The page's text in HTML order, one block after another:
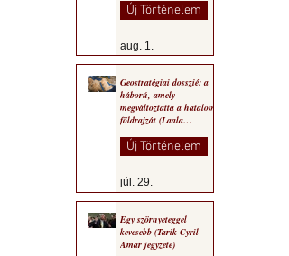
Új Történelem
aug. 1.
Geostratégiai dosszié: a
háború, amely
megváltoztatta a hatalom
földrajzát (Laala
Új Történelem
júl. 29.
Egy szörnyeteggel
kevesebb (Tarik Cyril
Amar jegyzete)